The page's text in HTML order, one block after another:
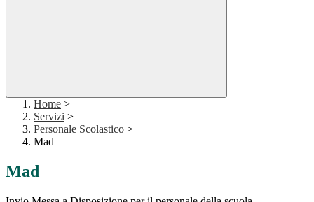
Home >
Servizi >
Personale Scolastico >
Mad
Mad